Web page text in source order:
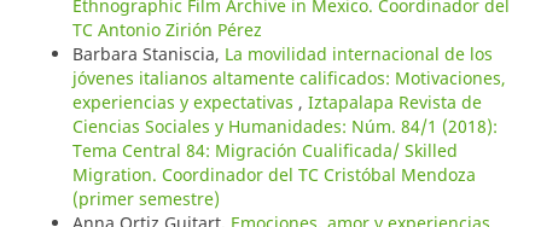
Ethnographic Film Archive in Mexico. Coordinador del
TC Antonio Zirión Pérez
Barbara Staniscia, La movilidad internacional de los
jóvenes italianos altamente calificados: Motivaciones,
experiencias y expectativas , Iztapalapa Revista de
Ciencias Sociales y Humanidades: Núm. 84/1 (2018):
Tema Central 84: Migración Cualificada/ Skilled
Migration. Coordinador del TC Cristóbal Mendoza
(primer semestre)